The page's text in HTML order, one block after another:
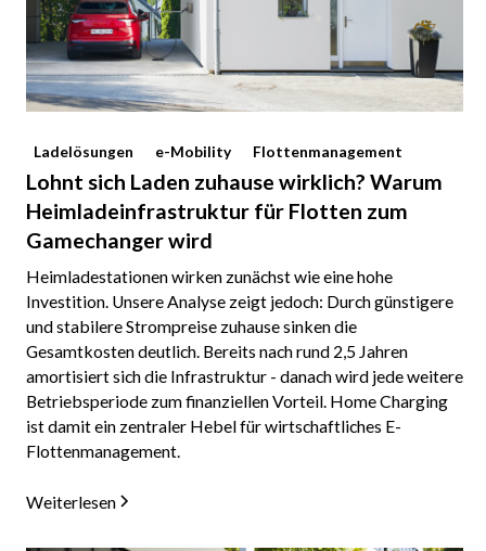
Ladelösungen e-Mobility Flottenmanagement
Lohnt sich Laden zuhause wirklich? Warum
Heimladeinfrastruktur für Flotten zum
Gamechanger wird
Heimladestationen wirken zunächst wie eine hohe
Investition. Unsere Analyse zeigt jedoch: Durch günstigere
und stabilere Strompreise zuhause sinken die
Gesamtkosten deutlich. Bereits nach rund 2,5 Jahren
amortisiert sich die Infrastruktur - danach wird jede weitere
Betriebsperiode zum finanziellen Vorteil. Home Charging
ist damit ein zentraler Hebel für wirtschaftliches E-
Flottenmanagement.
Weiterlesen